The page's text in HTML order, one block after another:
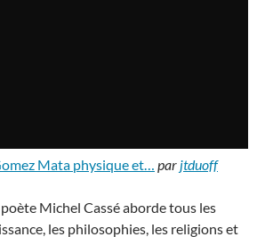
Mata physique et… par jtduoff
Michel Cassé aborde tous les
les philosophies, les religions et